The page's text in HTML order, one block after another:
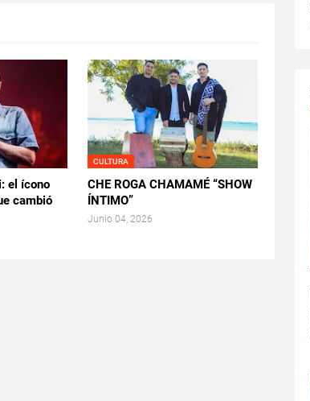
el ícono
cambió
CULTURA
CHE ROGA CHAMAMÉ “SHOW
ÍNTIMO”
Junio 04, 2026